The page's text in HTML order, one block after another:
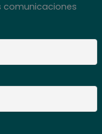
comunicaciones